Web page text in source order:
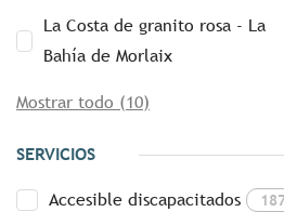
La Costa de granito rosa - La
Bahía de Morlaix
Mostrar todo (10)
SERVICIOS
Accesible discapacitados